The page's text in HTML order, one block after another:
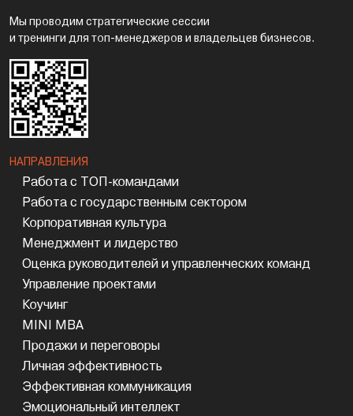
Мы проводим стратегические сессии
и тренинги для топ-менеджеров и владельцев бизнесов.
НАПРАВЛЕНИЯ
Работа с ТОП-командами
Работа с государственным сектором
Корпоративная культура
Менеджмент и лидерство
Оценка руководителей и управленческих команд
Управление проектами
Коучинг
MINI MBA
Продажи и переговоры
Личная эффективность
Эффективная коммуникация
Эмоциональный интеллект